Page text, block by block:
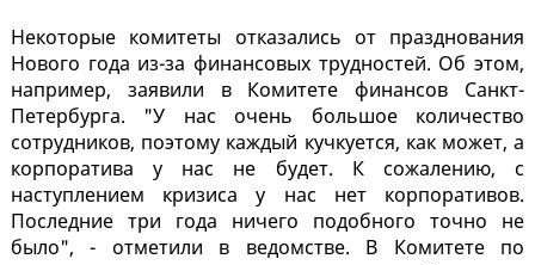
Некоторые комитеты отказались от празднования
Нового года из-за финансовых трудностей. Об этом,
например, заявили в Комитете финансов Санкт-
Петербурга. "У нас очень большое количество
сотрудников, поэтому каждый кучкуется, как может, а
корпоратива у нас не будет. К сожалению, с
наступлением кризиса у нас нет корпоративов.
Последние три года ничего подобного точно не
было", - отметили в ведомстве. В Комитете по